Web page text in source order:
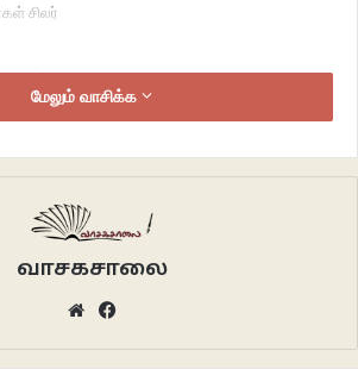
சிலர்
ஆண் நண்பனுக்கு ரயில் கிளம்பி விட்டதை
மேலும் வாசிக்க
வாசகசாலை
Website